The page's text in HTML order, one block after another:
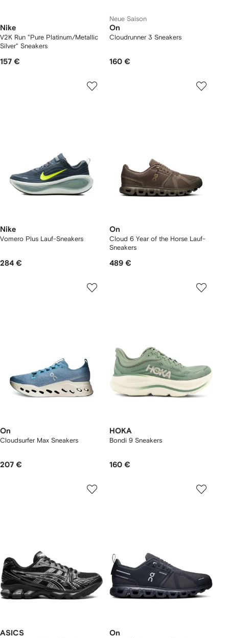
Nike
V2K Run "Pure Platinum/Metallic
Silver" Sneakers
157 €
Neue Saison
On
Cloudrunner 3 Sneakers
160 €
Nike
Vomero Plus Lauf-Sneakers
284 €
On
Cloud 6 Year of the Horse Lauf-
Sneakers
489 €
On
Cloudsurfer Max Sneakers
207 €
HOKA
Bondi 9 Sneakers
160 €
ASICS On